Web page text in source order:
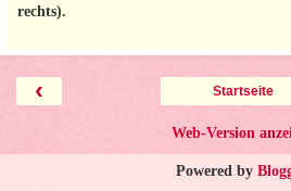
rechts).
‹ Startseite
Web-Version
Powered by